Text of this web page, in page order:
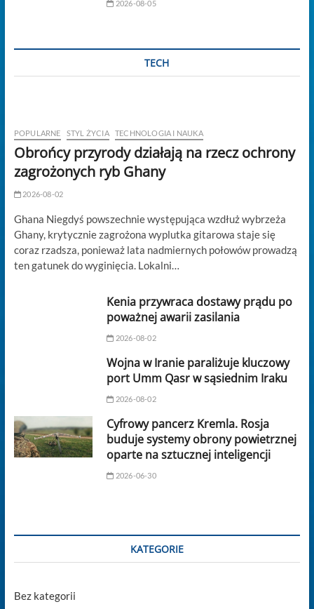
2026-08-05
TECH
POPULARNE STYL ŻYCIA TECHNOLOGIA I NAUKA
Obrońcy przyrody działają na rzecz ochrony
zagrożonych ryb Ghany
2026-08-02
Ghana Niegdyś powszechnie występująca wzdłuż wybrzeża
Ghany, krytycznie zagrożona wyplutka gitarowa staje się
coraz rzadsza, ponieważ lata nadmiernych połowów prowadzą
ten gatunek do wyginięcia. Lokalni…
Kenia przywraca dostawy prądu po
poważnej awarii zasilania
2026-08-02
Wojna w Iranie paraliżuje kluczowy
port Umm Qasr w sąsiednim Iraku
2026-08-02
Cyfrowy pancerz Kremla. Rosja
buduje systemy obrony powietrznej
oparte na sztucznej inteligencji
2026-06-30
KATEGORIE
Bez kategorii